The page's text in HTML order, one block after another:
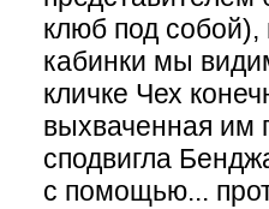
клюб под собой),
кабинки мы
кличке Чех
выхваченная им
сподвигла
с помощью...